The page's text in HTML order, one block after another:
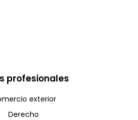
profesionales
exterior
Derecho